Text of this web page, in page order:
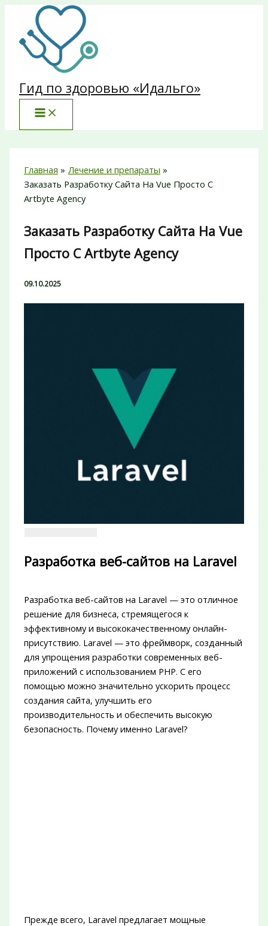
Перейти
содержимому
Гид по здоровью «Идальго»
Главная
Лечение и препараты
Заказать Разработку Сайта На Vue Просто С
Artbyte Agency
Заказать Разработку Сайта На Vue
Просто С Artbyte Agency
09.10.2025
Разработка веб-сайтов на Laravel
Разработка веб-сайтов на Laravel — это отличное
решение для бизнеса, стремящегося к
эффективному и высококачественному онлайн-
присутствию. Laravel — это фреймворк, созданный
для упрощения разработки современных веб-
приложений с использованием PHP. С его
помощью можно значительно ускорить процесс
создания сайта, улучшить его
производительность и обеспечить высокую
безопасность. Почему именно Laravel?
Прежде всего, Laravel предлагает мощные